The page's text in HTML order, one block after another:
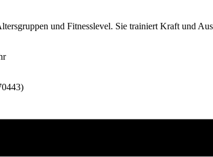
und Fitnesslevel. Sie trainiert Kraft und